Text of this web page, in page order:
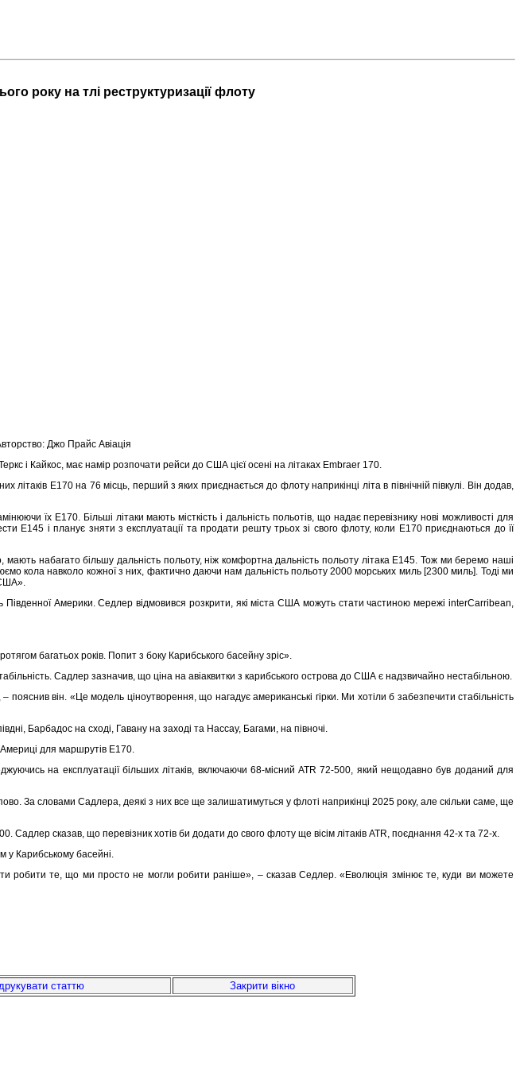
року на тлі реструктуризації флоту
Джо Прайс Авіація
і Кайкос, має намір розпочати рейси до США цієї осені на літаках Embraer 170.
E170 на 76 місць, перший з яких приєднається до флоту наприкінці літа в північній півкулі. Він додав,
їх E170. Більші літаки мають місткість і дальність польотів, що надає перевізнику нові можливості для
E145 і планує зняти з експлуатації та продати решту трьох зі свого флоту, коли E170 приєднаються до її
набагато більшу дальність польоту, ніж комфортна дальність польоту літака E145. Тож ми беремо наші
кола навколо кожної з них, фактично даючи нам дальність польоту 2000 морських миль [2300 миль]. Тоді ми
Америки. Седлер відмовився розкрити, які міста США можуть стати частиною мережі interCarribean,
багатьох років. Попит з боку Карибського басейну зріс».
Садлер зазначив, що ціна на авіаквитки з карибського острова до США є надзвичайно нестабільною.
він. «Це модель ціноутворення, що нагадує американські гірки. Ми хотіли б забезпечити стабільність
Барбадос на сході, Гавану на заході та Нассау, Багами, на півночі.
для маршрутів E170.
на експлуатації більших літаків, включаючи 68-місний ATR 72-500, який нещодавно був доданий для
За словами Садлера, деякі з них все ще залишатимуться у флоті наприкінці 2025 року, але скільки саме, ще
Садлер сказав, що перевізник хотів би додати до свого флоту ще вісім літаків ATR, поєднання 42-х та 72-х.
у Карибському басейні.
робити те, що ми просто не могли робити раніше», – сказав Седлер. «Еволюція змінює те, куди ви можете
статтю Закрити вікно